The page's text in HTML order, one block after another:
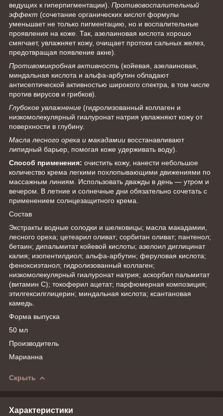
ведущих к гиперпигментации). Противовоспалительный
эффект (сочетание органических кислот формулы
уменьшает не только пигментацию, но и воспалительные
проявления на коже. Так, азелаиновая кислота хорошо
смягчает, увлажняет кожу, очищает протоки сальных желез,
предотвращая появление акне).
Противомикробная активность (койевая, азелаиновая,
миндальная кислота и альфа-арбутин обладают
антисептической активностью широкого спектра, в том числе
против вирусов и грибков).
Глубокое увлажнение (гидролизованный коллаген и
низкомолекулярный гиалуронат натрия увлажняют кожу от
поверхности в глубину.
Масла лесного ореха и макадамии восстанавливают
липидный барьер, помогая коже удерживать воду).
Способ применения: очистить кожу, нанести небольшое
количество крема легкими похлопывающими движениями по
массажным линиям. Использовать дважды в день — утром и
вечером. В летние и солнечные дни обязательно сочетать с
применением солнцезащитного крема.
Состав
Экстракты водные солодки и шелковицы; масла макадамии,
лесного ореха; цетеарил оливат; сорбитан оливат; пантенол;
бетаин; дипальмитат койевой кислоты; азелоил диглицинат
калия; изопентилдиол; альфа-арбутин; феруловая кислота;
феноксиэтанол; гидролизованный коллаген;
низкомолекулярный гиалуронат натрия; аскорбил пальмитат
(витамин С); токоферил ацетат; парфюмерная композиция;
этилгексилглицерин; миндальная кислота; ксантановая
камедь.
Форма выпуска
50 мл
Производитель
Марианна
Скрыть
Характеристики